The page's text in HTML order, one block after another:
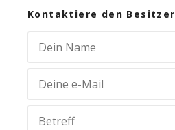
Kontaktiere den Besitzer